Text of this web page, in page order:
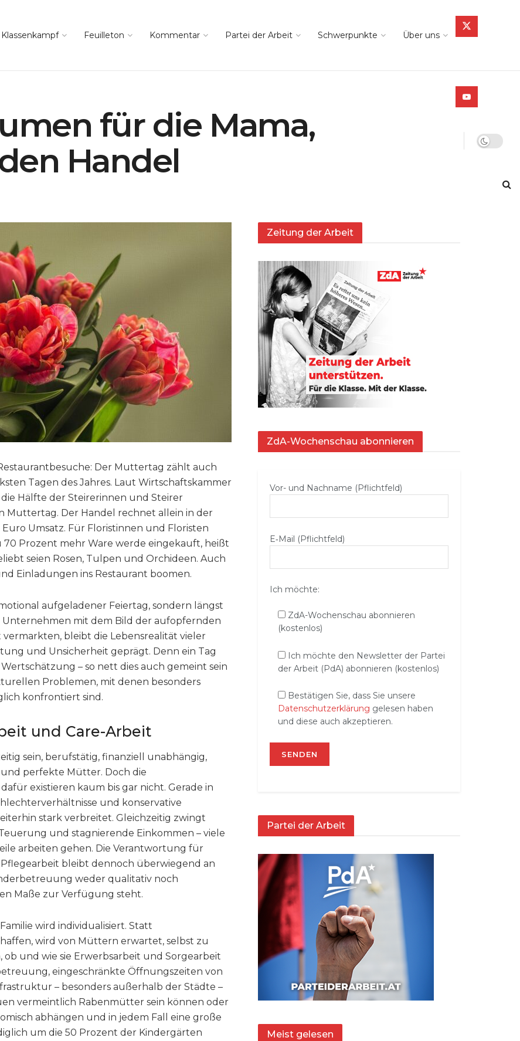
Klassenkampf Feuilleton Kommentar Partei der Arbeit Schwerpunkte Über uns
für die Mama,
Handel
Der Muttertag zählt auch
Tagen des Jahres. Laut Wirtschaftskammer
Hälfte der Steirerinnen und Steirer
Muttertag. Der Handel rechnet allein in der
Umsatz. Für Floristinnen und Floristen
70 Prozent mehr Ware werde eingekauft, heißt
seien Rosen, Tulpen und Orchideen. Auch
Einladungen ins Restaurant boomen.
aufgeladener Feiertag, sondern längst
Unternehmen mit dem Bild der aufopfernden
bleibt die Lebensrealität vieler
und Unsicherheit geprägt. Denn ein Tag
– so nett dies auch gemeint sein
Problemen, mit denen besonders
konfrontiert sind.
und Care-Arbeit
sein, berufstätig, finanziell unabhängig,
perfekte Mütter. Doch die
existieren kaum bis gar nicht. Gerade in
und konservative
stark verbreitet. Gleichzeitig zwingt
und stagnierende Einkommen – viele
arbeiten gehen. Die Verantwortung für
bleibt dennoch überwiegend an
weder qualitativ noch
Maße zur Verfügung steht.
wird individualisiert. Statt
wird von Müttern erwartet, selbst zu
und wie sie Erwerbsarbeit und Sorgearbeit
eingeschränkte Öffnungszeiten von
– besonders außerhalb der Städte –
vermeintlich Rabenmütter sein können oder
abhängen und in jedem Fall eine große
um die 50 Prozent der Kindergärten
Zeitung der Arbeit
ZdA-Wochenschau abonnieren
Vor- und Nachname (Pflichtfeld)
E‑Mail (Pflichtfeld)
Ich möchte:
ZdA-Wochenschau abonnieren
(kostenlos)
Ich möchte den Newsletter der Partei
der Arbeit (PdA) abonnieren (kostenlos)
Bestätigen Sie, dass Sie unsere
Datenschutzerklärung gelesen haben
und diese auch akzeptieren.
Partei der Arbeit
Meist gelesen